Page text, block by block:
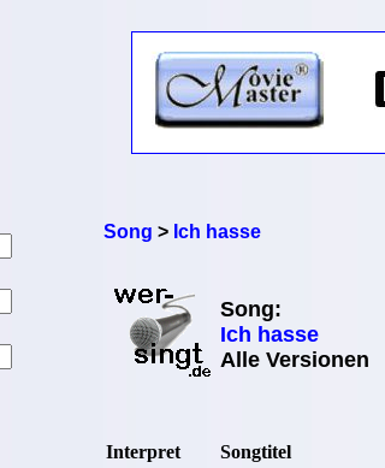
Song > Ich hasse
Song:
Ich hasse
Alle Versionen
Interpret Songtitel